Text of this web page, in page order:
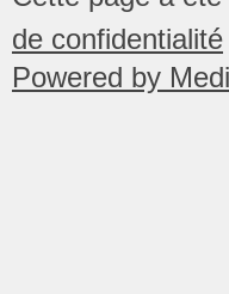
de confidentialité
Powered by